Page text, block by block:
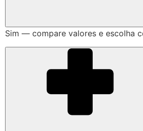
Sim — compare valores e escolha